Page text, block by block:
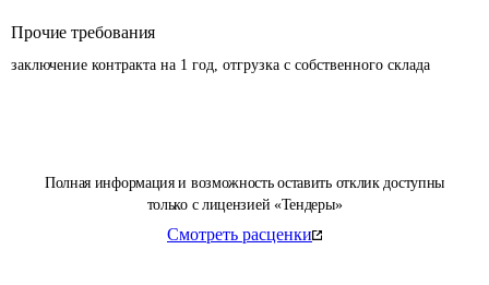
Полная информация и возможность оставить отклик доступны
только с лицензией «Тендеры»
Смотреть расценки
Прочие требования
заключение контракта на 1 год, отгрузка с собственного склада